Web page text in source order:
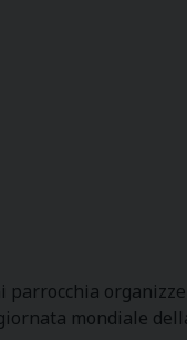
parrocchia
mondiale